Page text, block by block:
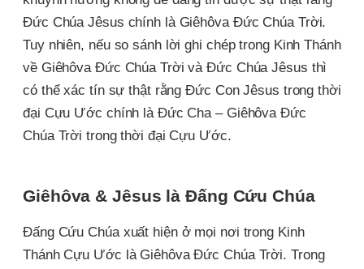
Đức Chúa Jêsus chính là Giêhôva Đức Chúa Trời.
Tuy nhiên, nếu so sánh lời ghi chép trong Kinh Thánh
về Giêhôva Đức Chúa Trời và Đức Chúa Jêsus thì
có thể xác tín sự thật rằng Đức Con Jêsus trong thời
đại Cựu Ước chính là Đức Cha – Giêhôva Đức
Chúa Trời trong thời đại Cựu Ước.
Giêhôva & Jêsus là Đấng Cứu Chúa
Đấng Cứu Chúa xuất hiện ở mọi nơi trong Kinh
Thánh Cựu Ước là Giêhôva Đức Chúa Trời. Trong